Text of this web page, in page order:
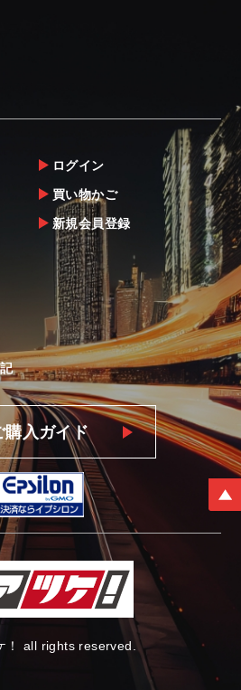
ログイン
買い物かご
新規会員登録
購入ガイド
！ all rights reserved.